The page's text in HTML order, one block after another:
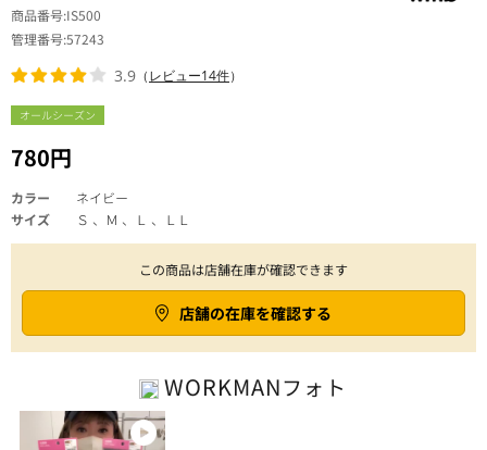
オールシーズン
780円
商品番号 IS500
管理番号57243
3.9 （レビュー14件）
カラー
ネイビー
サイズ
Ｓ 、Ｍ 、Ｌ 、ＬＬ
この商品は店舗在庫が確認できます
店舗の在庫を確認する
WORKMANフォト